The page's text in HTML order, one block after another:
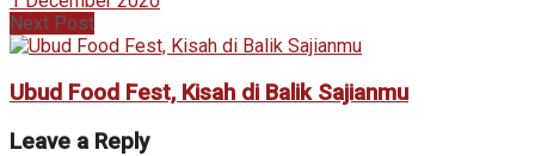
Next Post
Ubud Food Fest, Kisah di Balik Sajianmu
Leave a Reply